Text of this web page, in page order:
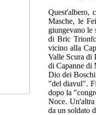
Quest'albero,
Masche, le
giungevano le
di Bric
vicino alla
Valle Scura di
di Capanne di
Dio dei
"del diavul".
dopo la
Noce.
da un soldato